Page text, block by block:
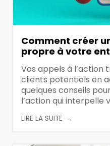
Comment créer
propre à votre
Vos appels à
clients potentiels en
quelques conseils
l’action qui interpelle
LIRE LA SUITE